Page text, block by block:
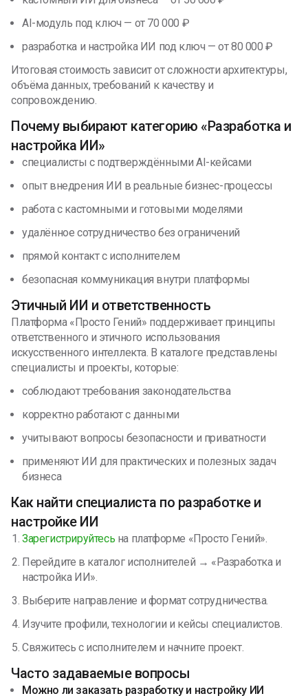
AI-модуль под ключ — от 70 000 ₽
разработка и настройка ИИ под ключ — от 80 000 ₽
Итоговая стоимость зависит от сложности архитектуры,
объёма данных, требований к качеству и
сопровождению.
Почему выбирают категорию «Разработка и
настройка ИИ»
специалисты с подтверждёнными AI-кейсами
опыт внедрения ИИ в реальные бизнес-процессы
работа с кастомными и готовыми моделями
удалённое сотрудничество без ограничений
прямой контакт с исполнителем
безопасная коммуникация внутри платформы
Этичный ИИ и ответственность
Платформа «Просто Гений» поддерживает принципы
ответственного и этичного использования
искусственного интеллекта. В каталоге представлены
специалисты и проекты, которые:
соблюдают требования законодательства
корректно работают с данными
учитывают вопросы безопасности и приватности
применяют ИИ для практических и полезных задач
бизнеса
Как найти специалиста по разработке и
настройке ИИ
Зарегистрируйтесь на платформе «Просто Гений».
Перейдите в каталог исполнителей → «Разработка и
настройка ИИ».
Выберите направление и формат сотрудничества.
Изучите профили, технологии и кейсы специалистов.
Свяжитесь с исполнителем и начните проект.
Часто задаваемые вопросы
Можно ли заказать разработку и настройку ИИ